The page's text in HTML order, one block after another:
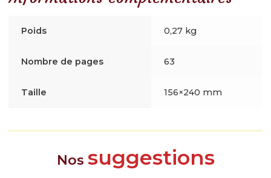
Poids 0,27 kg
Nombre de pages 63
Taille 156×240 mm
Nos suggestions